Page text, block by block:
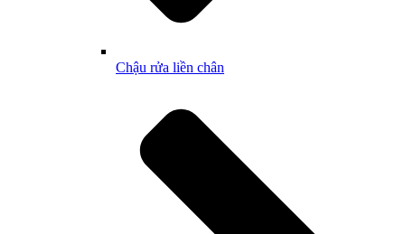
Chậu rửa liền chân